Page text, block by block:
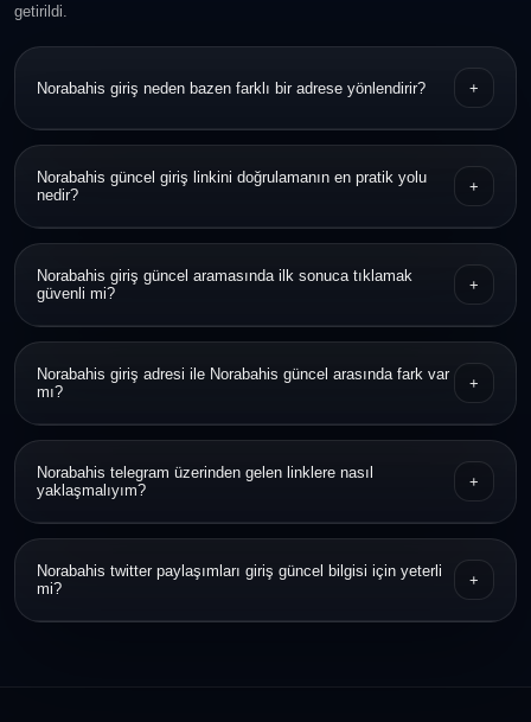
getirildi.
Norabahis giriş neden bazen farklı bir adrese yönlendirir? +
yapabilir. Bu nedenle URL doğrulaması önemlidir.
Norabahis güncel giriş linkini doğrulamanın en pratik yolu
nedir?
+
bakmak ve duyuru kaynağıyla karşılaştırmak en pratik yöntemdir.
Norabahis giriş güncel aramasında ilk sonuca tıklamak
güvenli mi?
+
bağlantının yapısını ve görünümünü incelemek daha doğrudur.
Norabahis giriş adresi ile Norabahis güncel arasında fark var
mı?
+
güncel ise o dönem kullanılan en yeni bağlantıya işaret eder.
Norabahis telegram üzerinden gelen linklere nasıl
yaklaşmalıyım?
+
işlem yapılmaması daha güvenlidir.
Norabahis twitter paylaşımları giriş güncel bilgisi için yeterli
mi?
+